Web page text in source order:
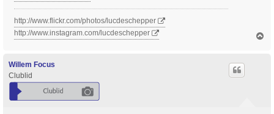
http://www.flickr.com/photos/lucdeschepper
http://www.instagram.com/lucdeschepper
Willem Focus
Clublid